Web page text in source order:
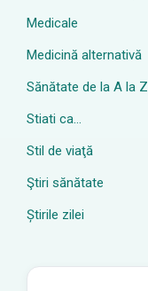
Medicale
Medicină alternativă
Sănătate de la A la Z
Stiati ca…
Stil de viaţă
Ştiri sănătate
Știrile zilei